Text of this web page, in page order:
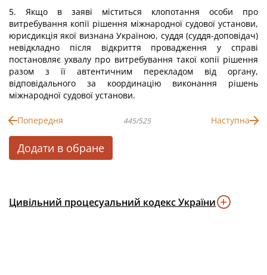
5. Якщо в заяві міститься клопотання особи про
витребування копії рішення міжнародної судової установи,
юрисдикція якої визнана Україною, суддя (суддя-доповідач)
невідкладно після відкриття провадження у справі
постановляє ухвалу про витребування такої копії рішення
разом з її автентичним перекладом від органу,
відповідального за координацію виконання рішень
міжнародної судової установи.
Попередня 445/525 Наступна
Додати в обране
Цивільний процесуальний кодекс України